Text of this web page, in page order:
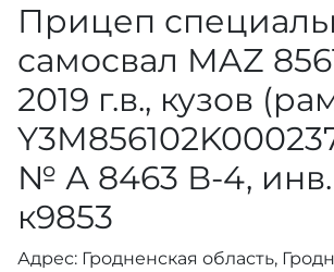
Прицеп
самосвал MAZ
2019 г.в., кузов
№ А 8463 В-4,
к9853
Адрес: Гродненская область,